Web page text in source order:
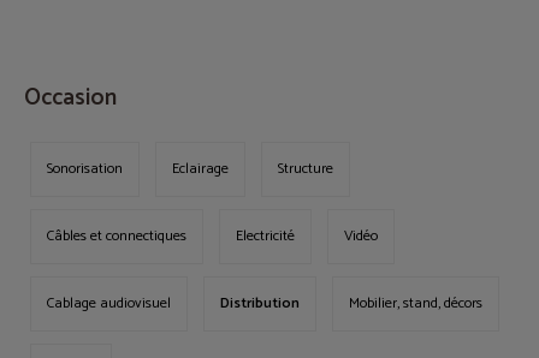
Occasion
Sonorisation Eclairage Structure
Câbles et connectiques Electricité Vidéo
Cablage audiovisuel Distribution Mobilier, stand, décors